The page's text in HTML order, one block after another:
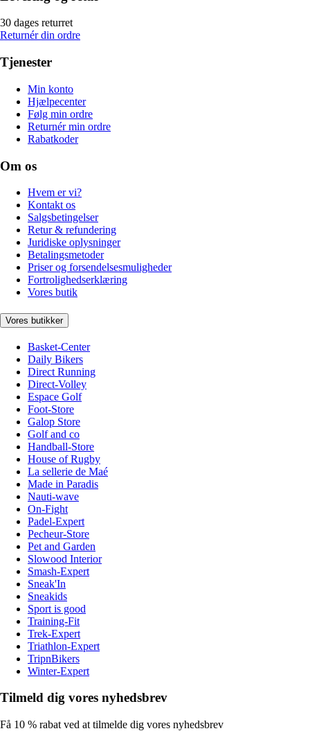
30 dages returret
Returnér din ordre
Tjenester
Min konto
Hjælpecenter
Følg min ordre
Returnér min ordre
Rabatkoder
Om os
Hvem er vi?
Kontakt os
Salgsbetingelser
Retur & refundering
Juridiske oplysninger
Betalingsmetoder
Priser og forsendelsesmuligheder
Fortrolighedserklæring
Vores butik
Vores butikker
Basket-Center
Daily Bikers
Direct Running
Direct-Volley
Espace Golf
Foot-Store
Galop Store
Golf and co
Handball-Store
House of Rugby
La sellerie de Maé
Made in Paradis
Nauti-wave
On-Fight
Padel-Expert
Pecheur-Store
Pet and Garden
Slowood Interior
Smash-Expert
Sneak'In
Sneakids
Sport is good
Training-Fit
Trek-Expert
Triathlon-Expert
TripnBikers
Winter-Expert
Tilmeld dig vores nyhedsbrev
Få 10 % rabat ved at tilmelde dig vores nyhedsbrev